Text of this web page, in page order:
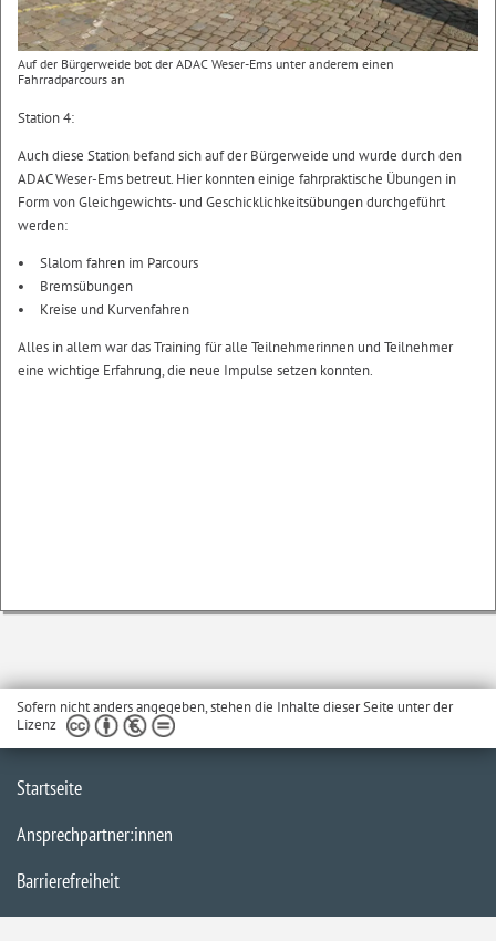
Auf der Bürgerweide bot der ADAC Weser-Ems unter anderem einen
Fahrradparcours an
Station 4:
Auch diese Station befand sich auf der Bürgerweide und wurde durch den
ADAC Weser-Ems betreut. Hier konnten einige fahrpraktische Übungen in
Form von Gleichgewichts- und Geschicklichkeitsübungen durchgeführt
werden:
Slalom fahren im Parcours
Bremsübungen
Kreise und Kurvenfahren
Alles in allem war das Training für alle Teilnehmerinnen und Teilnehmer
eine wichtige Erfahrung, die neue Impulse setzen konnten.
Sofern nicht anders angegeben, stehen die Inhalte dieser Seite unter der
Lizenz
Startseite
Ansprechpartner:innen
Barrierefreiheit